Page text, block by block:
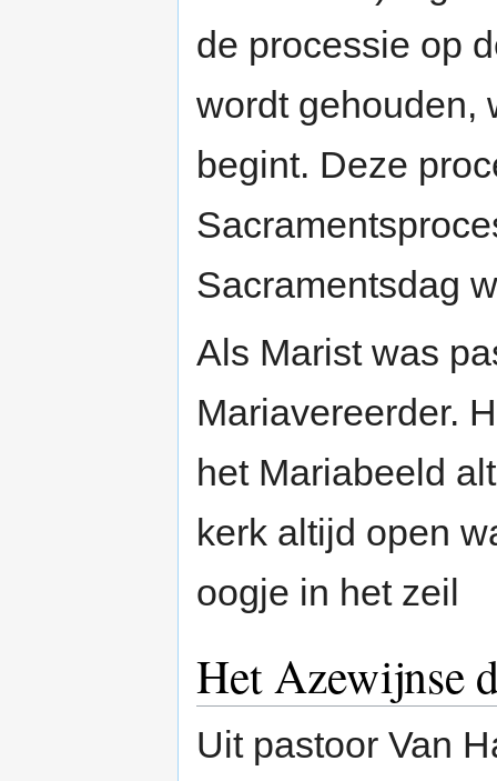
de processie op
wordt gehouden,
begint. Deze
Sacramentsdag
Als Marist was
Mariavereerder.
het Mariabeeld
kerk altijd open
oogje in het zeil
Het Azewijnse
Uit pastoor Van